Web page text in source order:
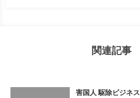
関連記事
害国人 駆除ビジネス